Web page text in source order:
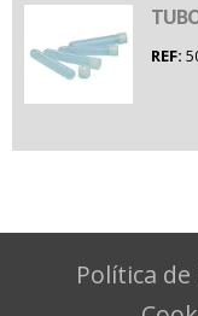
REF:
Política